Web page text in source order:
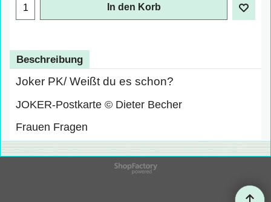
In den Korb
Beschreibung
Joker PK/ Weißt du es schon?
JOKER-Postkarte © Dieter Becher
Frauen Fragen
WebShop erstellt mit
ShopFactory Shop